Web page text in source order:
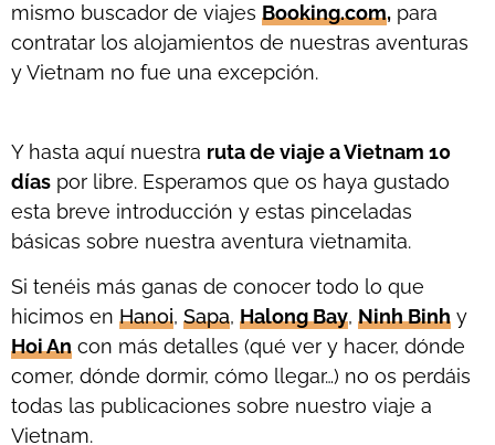
mismo buscador de viajes Booking.com, para
contratar los alojamientos de nuestras aventuras
y Vietnam no fue una excepción.
Y hasta aquí nuestra ruta de viaje a Vietnam 10
días por libre. Esperamos que os haya gustado
esta breve introducción y estas pinceladas
básicas sobre nuestra aventura vietnamita.
Si tenéis más ganas de conocer todo lo que
hicimos en Hanoi, Sapa, Halong Bay, Ninh Binh y
Hoi An con más detalles (qué ver y hacer, dónde
comer, dónde dormir, cómo llegar…) no os perdáis
todas las publicaciones sobre nuestro viaje a
Vietnam.